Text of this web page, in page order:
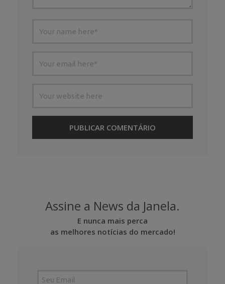
Assine a News da Janela.
E nunca mais perca
as melhores notícias do mercado!